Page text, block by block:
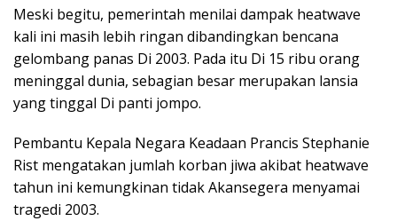
Meski begitu, pemerintah menilai dampak heatwave
kali ini masih lebih ringan dibandingkan bencana
gelombang panas Di 2003. Pada itu Di 15 ribu orang
meninggal dunia, sebagian besar merupakan lansia
yang tinggal Di panti jompo.
Pembantu Kepala Negara Keadaan Prancis Stephanie
Rist mengatakan jumlah korban jiwa akibat heatwave
tahun ini kemungkinan tidak Akansegera menyamai
tragedi 2003.